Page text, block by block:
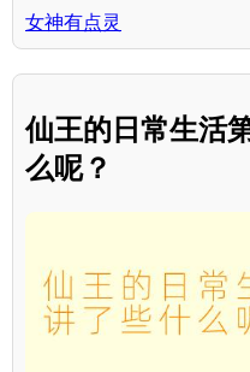
女神有点灵
仙王的日常生活
么呢？